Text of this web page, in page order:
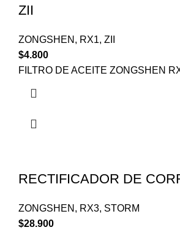
ZII
ZONGSHEN , RX1, ZII
$4.800
FILTRO DE ACEITE ZONGSHEN
RECTIFICADOR DE
ZONGSHEN , RX3, STORM
$28.900